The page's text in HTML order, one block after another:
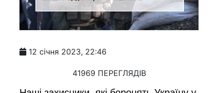
12 січня 2023, 22:46
41969 ПЕРЕГЛЯДІВ